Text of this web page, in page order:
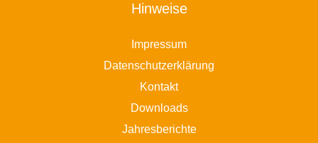
Hinweise
Impressum
Datenschutzerklärung
Kontakt
Downloads
Jahresberichte